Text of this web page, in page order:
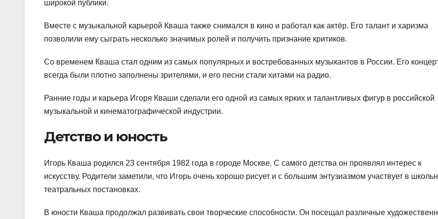
широкой публики.
Вместе с музыкальной карьерой Кваша также снимался в кино и работал как актёр. Его талант и харизма
позволили ему сыграть несколько значимых ролей и получить признание критиков.
Со временем Кваша стал одним из самых популярных и востребованных музыкантов в России. Его
всегда были плотно заполнены зрителями, и его песни стали хитами на радио.
Ранние годы и карьера Игоря Кваши сделали его одной из самых ярких и талантливых фигур в российской
музыкальной и кинематографической индустрии.
Детство и юность
Игорь Кваша родился 23 сентября 1982 года в городе Москве. С самого детства он проявлял интерес к
искусству. Родители заметили, что Игорь очень хорошо рисует и с большим энтузиазмом участвует в
театральных постановках.
В юности Кваша продолжал развивать свои творческие способности. Он посещал различные